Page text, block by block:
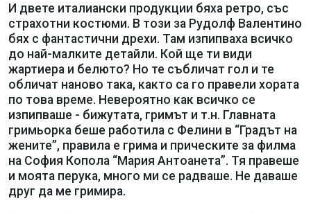
И двете италиански продукции бяха ретро, със
страхотни костюми. В този за Рудолф Валентино
бях с фантастични дрехи. Там изпипваха всичко
до най-малките детайли. Кой ще ти види
жартиера и белюто? Но те събличат гол и те
обличат наново така, както са го правели хората
по това време. Невероятно как всичко се
изпипваше - бижутата, гримът и т.н. Главната
гримьорка беше работила с Фелини в “Градът на
жените”, правила е грима и прическите за филма
на София Копола “Мария Антоанета”. Тя правеше
и моята перука, много ми се радваше. Не даваше
друг да ме гримира.